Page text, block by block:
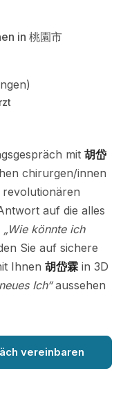
in 桃園市
mit 胡岱
chirurgen/innen
revolutionären
auf die alles
„Wie könnte ich
Sie auf sichere
Ihnen 胡岱霖 in 3D
Ich“aussehen
vereinbaren